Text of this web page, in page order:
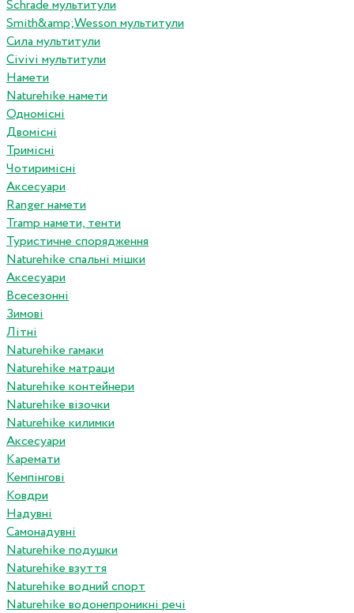
Schrade мультитули
Smith&amp;Wesson мультитули
Сила мультитули
Civivi мультитули
Намети
Naturehike намети
Одномісні
Двомісні
Тримісні
Чотиримісні
Аксесуари
Ranger намети
Tramp намети, тенти
Туристичне спорядження
Naturehike спальні мішки
Аксесуари
Всесезонні
Зимові
Літні
Naturehike гамаки
Naturehike матраци
Naturehike контейнери
Naturehike візочки
Naturehike килимки
Аксесуари
Каремати
Кемпінгові
Ковдри
Надувні
Самонадувні
Naturehike подушки
Naturehike взуття
Naturehike водний спорт
Naturehike водонепроникні речі